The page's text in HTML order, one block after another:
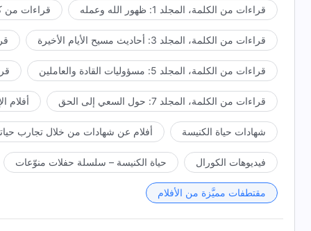
قراءات من الكلمة، المجلد 1: ظهور الله وعمله قراءات من
قراءات من الكلمة، المجلد 3: أحاديث مسيح الأيام الأخيرة
قراءات من الكلمة، المجلد 5: مسؤوليات القادة والعاملين
قراءات من الكلمة، المجلد 7: حول السعي إلى الحق أفلام
شهادات حياة الكنيسة أفلام عن شهادات من خلال تجارب
فيديوهات الكورال حياة الكنيسة – سلسلة حفلات منوّعات
مقتطفات مميَّزة من الأفلام